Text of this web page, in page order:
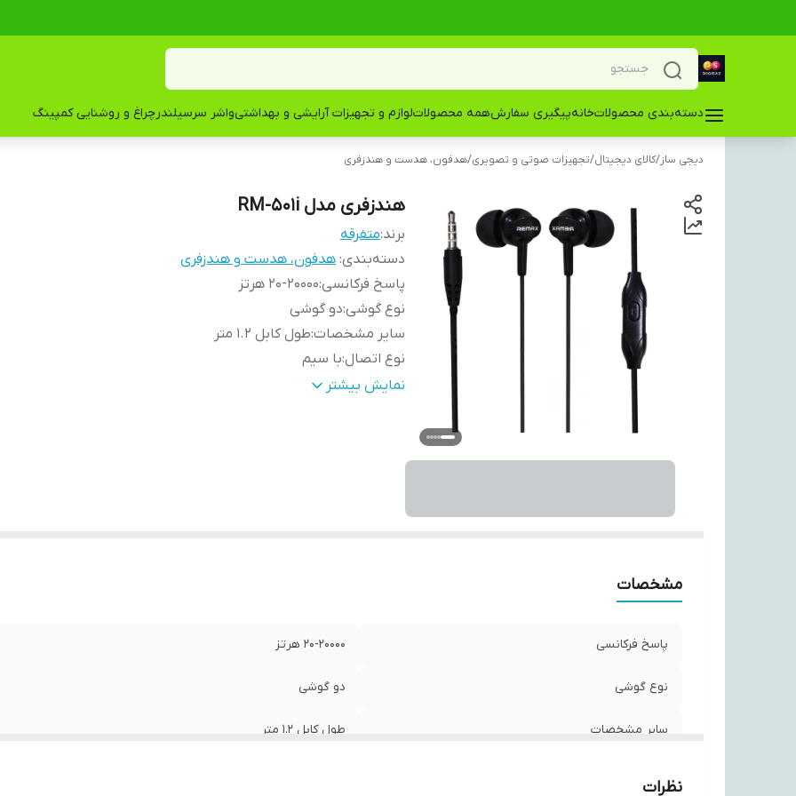
دسته‌بندی محصولاتخانهپیگیری سفارشهمه محصولاتلوازم و تجهیزات آرایشی و بهداشتیواشر سرسیلندرچراغ و روشنایی کمپینگ
دیجی ساز/کالای دیجیتال/تجهیزات صوتی و تصویری/هدفون، هدست و هندزفری
هندزفری مدل RM-501i
برند:متفرقه
دسته‌بندی: هدفون، هدست و هندزفری
پاسخ فرکانسی:20-20000 هرتز
نوع گوشی:دو گوشی
سایر مشخصات:طول کابل 1.2 متر
نوع اتصال:با سیم
امپدانس:16 اهم
نمایش بیشتر
مشخصات
پاسخ فرکانسی 20-20000 هرتز
نوع گوشی دو گوشی
سایر مشخصات طول کابل 1.2 متر
نظرات